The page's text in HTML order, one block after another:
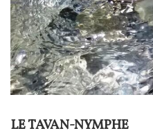
Texte
LE TAVAN-NYMPHE